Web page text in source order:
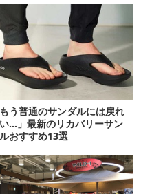
もう普通のサンダルには戻れ
…」最新のリカバリーサン
おすすめ13選